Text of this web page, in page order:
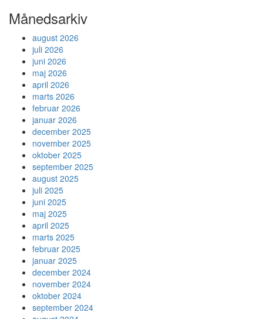
Månedsarkiv
august 2026
juli 2026
juni 2026
maj 2026
april 2026
marts 2026
februar 2026
januar 2026
december 2025
november 2025
oktober 2025
september 2025
august 2025
juli 2025
juni 2025
maj 2025
april 2025
marts 2025
februar 2025
januar 2025
december 2024
november 2024
oktober 2024
september 2024